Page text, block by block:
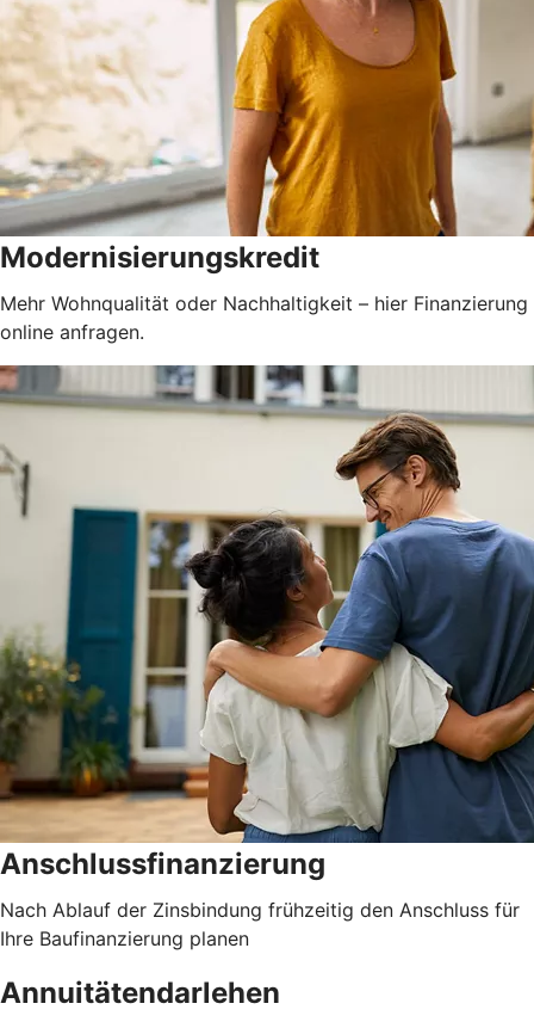
Modernisierungskredit
Mehr Wohnqualität oder Nachhaltigkeit – hier Finanzierung
online anfragen.
Anschlussfinanzierung
Nach Ablauf der Zinsbindung frühzeitig den Anschluss für
Ihre Baufinanzierung planen
Annuitätendarlehen